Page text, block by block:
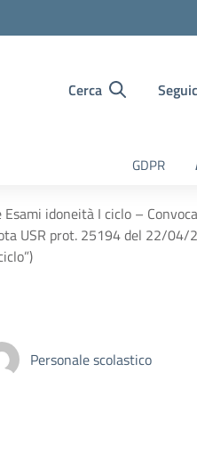
Cerca
GDPR
idoneità I ciclo –
USR prot. 25194 del 22/04/
Personale scolastico